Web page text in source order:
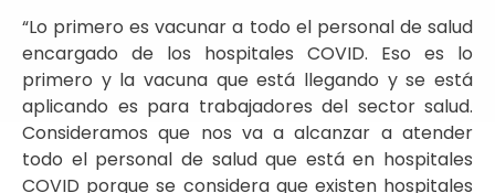
“Lo primero es vacunar a todo el personal de salud
encargado de los hospitales COVID. Eso es lo
primero y la vacuna que está llegando y se está
aplicando es para trabajadores del sector salud.
Consideramos que nos va a alcanzar a atender
todo el personal de salud que está en hospitales
COVID porque se considera que existen hospitales